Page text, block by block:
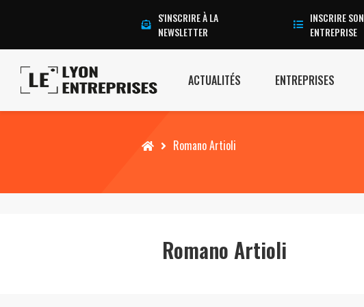
S'INSCRIRE À LA
NEWSLETTER
INSCRIRE SON
ENTREPRISE
ACTUALITÉS ENTREPRISES
Accueil Romano Artioli
Romano Artioli